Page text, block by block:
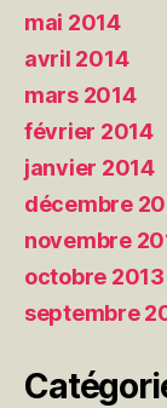
mai 2014
avril 2014
mars 2014
février 2014
janvier 2014
décembre
novembre
octobre 2013
septembre